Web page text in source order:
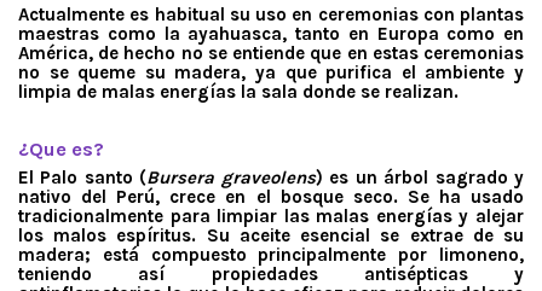
Actualmente es habitual su uso en ceremonias con plantas
maestras como la ayahuasca, tanto en Europa como en
América, de hecho no se entiende que en estas ceremonias
no se queme su madera, ya que purifica el ambiente y
limpia de malas energías la sala donde se realizan.
¿Que es?
El Palo santo (Bursera graveolens) es un árbol sagrado y
nativo del Perú, crece en el bosque seco. Se ha usado
tradicionalmente para limpiar las malas energías y alejar
los malos espíritus. Su aceite esencial se extrae de su
madera; está compuesto principalmente por limoneno,
teniendo así propiedades antisépticas y